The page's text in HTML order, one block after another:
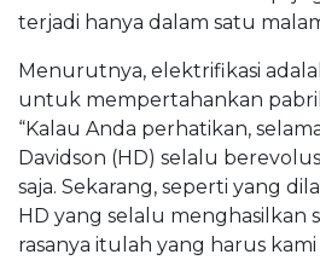
terjadi hanya dalam satu
Menurutnya, elektrifikasi
untuk mempertahankan
“Kalau Anda perhatikan,
Davidson (HD) selalu
saja. Sekarang, seperti yang
HD yang selalu menghasilkan
rasanya itulah yang harus